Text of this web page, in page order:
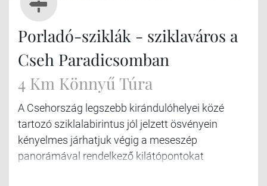
Porladó-sziklák - sziklaváros a
Cseh Paradicsomban
4 Km Könnyű Túra
A Csehország legszebb kirándulóhelyei közé
tartozó sziklalabirintus jól jelzett ösvényein
kényelmes járhatjuk végig a meseszép
panorámával rendelkező kilátópontokat